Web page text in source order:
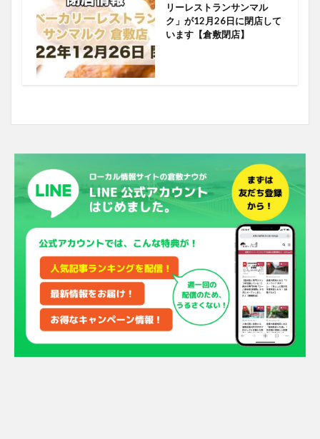
リーレストランサンマル
ク」が12月26日に閉店して
います【倉敷閉店】